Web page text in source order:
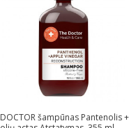
šampūnas Pantenolis +